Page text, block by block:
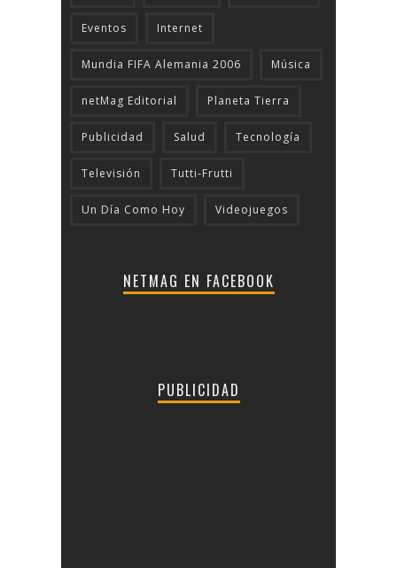
Eventos Internet
Mundia FIFA Alemania 2006 Música
netMag Editorial Planeta Tierra
Publicidad Salud Tecnologí­a
Televisión Tutti-Frutti
Un Día Como Hoy Videojuegos
NETMAG EN FACEBOOK
PUBLICIDAD